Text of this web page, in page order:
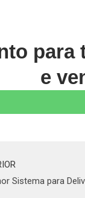
para
e
Sistema para